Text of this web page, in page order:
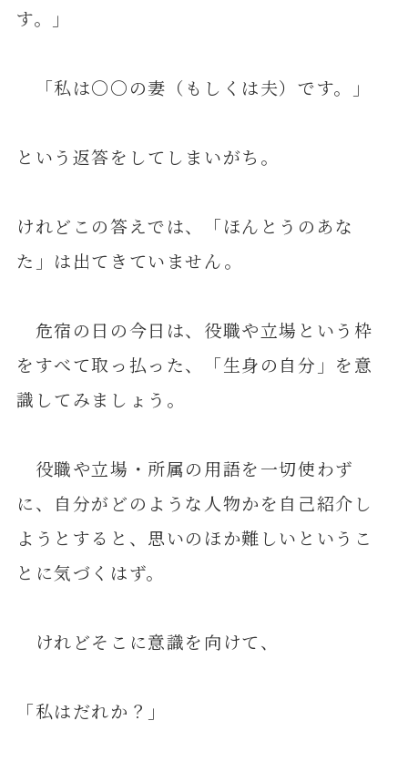
す。」
「私は〇〇の妻（もしくは夫）です。」
という返答をしてしまいがち。
けれどこの答えでは、「ほんとうのあな
た」は出てきていません。
危宿の日の今日は、役職や立場という枠
をすべて取っ払った、「生身の自分」を意
識してみましょう。
役職や立場・所属の用語を一切使わず
に、自分がどのような人物かを自己紹介し
ようとすると、思いのほか難しいというこ
とに気づくはず。
けれどそこに意識を向けて、
「私はだれか？」